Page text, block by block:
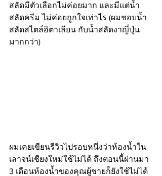
สลัดมีตัวเลือกไม่ค่อยมาก และมีแต่น้ำ
สลัดครีม ไม่ค่อยถูกใจเท่าไร (ผมชอบน้ำ
สลัดสไตล์อิตาเลียน กับน้ำสลัดงาญี่ปุ่น
มากกว่า)
ผมเคยเขียนรีวิวไปรอบหนึ่งว่าห้องน้ำใน
เลาจน์เชียงใหม่ใช้ไม่ได้ ถึงตอนนี้ผ่านมา
3 เดือนห้องน้ำของคุณผู้ชายก็ยังใช้ไม่ได้